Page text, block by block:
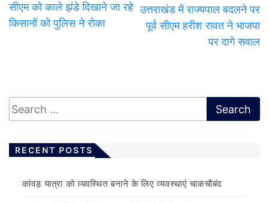
सीएम को काले झंडे दिखाने जा रहे
किसानों को पुलिस ने रोका
उत्तराखंड में राज्यपाल बदलने पर
पूर्व सीएम हरीश रावत ने भाजपा
पर दागे सवाल
RECENT POSTS
कांवड़ यात्रा को व्यवस्थित बनाने के लिए व्यवस्थाएं चाकचौबंद